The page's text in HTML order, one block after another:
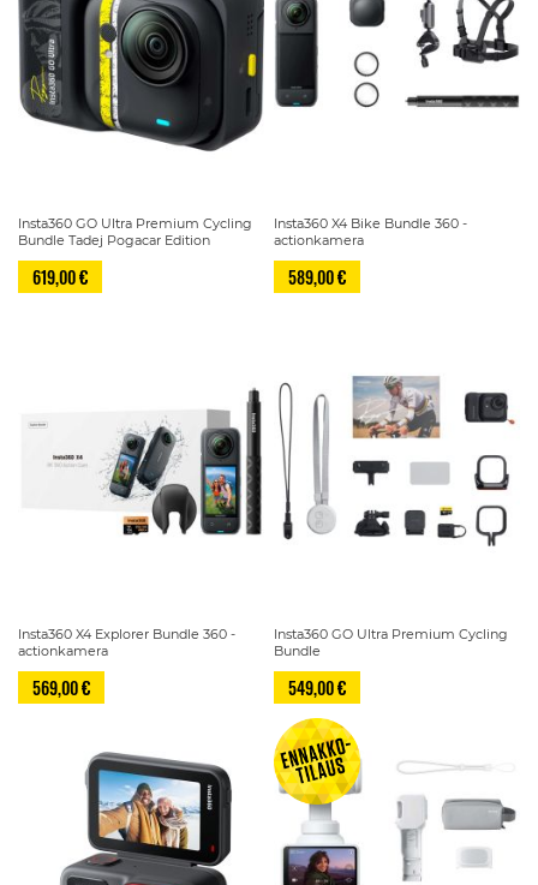
Insta360 GO Ultra Premium Cycling
Bundle Tadej Pogacar Edition
619,00 €
Insta360 X4 Bike Bundle 360 -
actionkamera
589,00 €
Insta360 X4 Explorer Bundle 360 -
actionkamera
569,00 €
Insta360 GO Ultra Premium Cycling
Bundle
549,00 €